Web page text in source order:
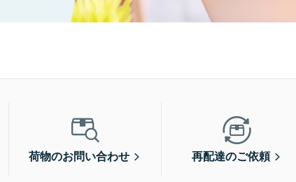
荷物のお問い合わせ 再配達のご依頼